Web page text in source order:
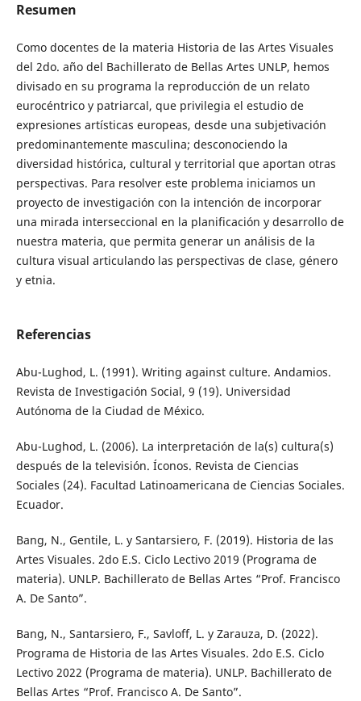
Resumen
Como docentes de la materia Historia de las Artes Visuales
del 2do. año del Bachillerato de Bellas Artes UNLP, hemos
divisado en su programa la reproducción de un relato
eurocéntrico y patriarcal, que privilegia el estudio de
expresiones artísticas europeas, desde una subjetivación
predominantemente masculina; desconociendo la
diversidad histórica, cultural y territorial que aportan otras
perspectivas. Para resolver este problema iniciamos un
proyecto de investigación con la intención de incorporar
una mirada interseccional en la planificación y desarrollo de
nuestra materia, que permita generar un análisis de la
cultura visual articulando las perspectivas de clase, género
y etnia.
Referencias
Abu-Lughod, L. (1991). Writing against culture. Andamios.
Revista de Investigación Social, 9 (19). Universidad
Autónoma de la Ciudad de México.
Abu-Lughod, L. (2006). La interpretación de la(s) cultura(s)
después de la televisión. Íconos. Revista de Ciencias
Sociales (24). Facultad Latinoamericana de Ciencias Sociales.
Ecuador.
Bang, N., Gentile, L. y Santarsiero, F. (2019). Historia de las
Artes Visuales. 2do E.S. Ciclo Lectivo 2019 (Programa de
materia). UNLP. Bachillerato de Bellas Artes “Prof. Francisco
A. De Santo”.
Bang, N., Santarsiero, F., Savloff, L. y Zarauza, D. (2022).
Programa de Historia de las Artes Visuales. 2do E.S. Ciclo
Lectivo 2022 (Programa de materia). UNLP. Bachillerato de
Bellas Artes “Prof. Francisco A. De Santo”.